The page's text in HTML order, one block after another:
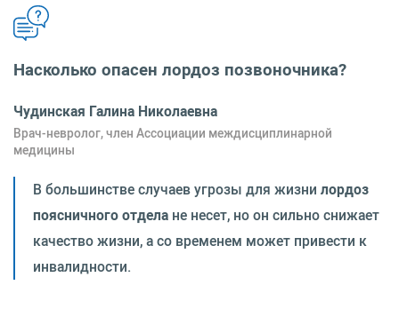
Насколько опасен лордоз позвоночника?
Чудинская Галина Николаевна
Врач-невролог, член Ассоциации междисциплинарной
медицины
В большинстве случаев угрозы для жизни лордоз
поясничного отдела не несет, но он сильно снижает
качество жизни, а со временем может привести к
инвалидности.